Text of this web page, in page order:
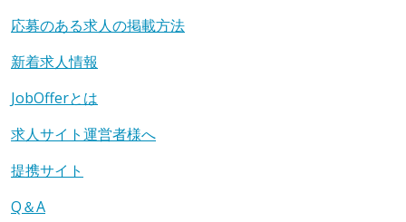
応募のある求人の掲載方法
新着求人情報
JobOfferとは
求人サイト運営者様へ
提携サイト
Q＆A